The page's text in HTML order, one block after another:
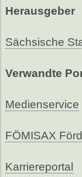
Herausgeber
Sächsische
Verwandte
Medienservice
FÖMISAX
Karriereportal